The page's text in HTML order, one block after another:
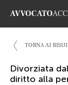
AVVOCATO
TORNA AI
Divorziata
diritto alla